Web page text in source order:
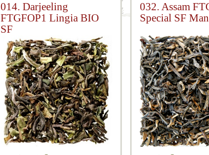
014. Darjeeling
FTGFOP1 Lingia BIO
SF
032. Assam
Special SF